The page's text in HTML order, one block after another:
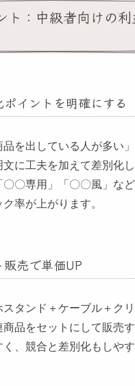
ト：中級者向けの利
イントを明確にする
品を出している人が多い
に工夫を加えて差別化
〇〇専用」「〇〇風」な
率が上がります。
売で単価UP
タンド＋ケーブル＋クリ
品をセットにして販売
、競合と差別化もしやす